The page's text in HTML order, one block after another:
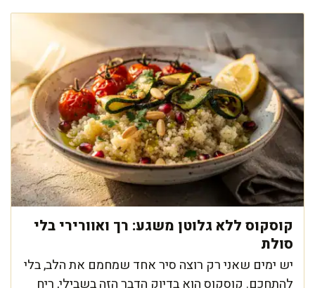
קוסקוס ללא גלוטן משגע: רך ואוורירי בלי
סולת
יש ימים שאני רק רוצה סיר אחד שמחמם את הלב, בלי
להתחכם. קוסקוס הוא בדיוק הדבר הזה בשבילי, ריח